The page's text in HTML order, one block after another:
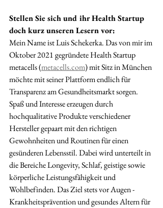
Stellen Sie sich und ihr Health Startup
doch kurz unseren Lesern vor:
Mein Name ist Luis Schekerka. Das von mir im
Oktober 2021 gegründete Health Startup
metacells (metacells.com) mit Sitz in München
möchte mit seiner Plattform endlich für
Transparenz am Gesundheitsmarkt sorgen.
Spaß und Interesse erzeugen durch
hochqualitative Produkte verschiedener
Hersteller gepaart mit den richtigen
Gewohnheiten und Routinen für einen
gesünderen Lebensstil. Dabei wird unterteilt in
die Bereiche Longevity, Schlaf, geistige sowie
körperliche Leistungsfähigkeit und
Wohlbefinden. Das Ziel stets vor Augen -
Krankheitsprävention und gesundes Altern für